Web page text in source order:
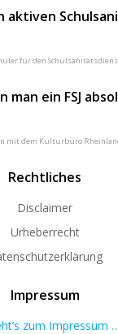
aktiven
für den
man ein FSJ
mit dem Kulturbüro
Rechtliches
Disclaimer
Urheberrecht
Impressum
zum Impressum